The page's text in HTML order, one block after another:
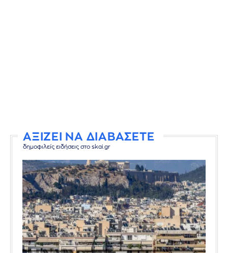
ΑΞΙΖΕΙ ΝΑ ΔΙΑΒΑΣΕΤΕ
δημοφιλείς ειδήσεις στο skai.gr